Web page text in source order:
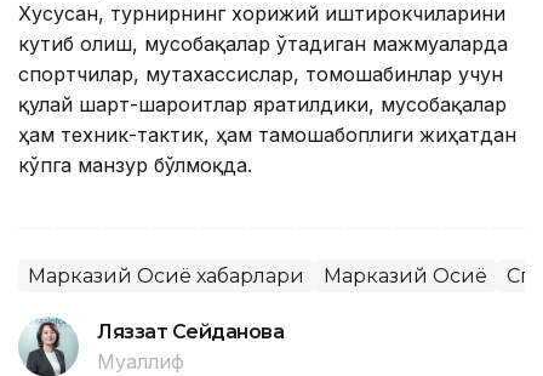
Хусусан, турнирнинг хорижий иштирокчиларини
кутиб олиш, мусобақалар ўтадиган мажмуаларда
спортчилар, мутахассислар, томошабинлар учун
қулай шарт-шароитлар яратилдики, мусобақалар
ҳам техник-тактик, ҳам тамошабоплиги жиҳатдан
кўпга манзур бўлмоқда.
Марказий Осиё хабарлари Марказий Осиё
Ляззат Сейданова
Муаллиф